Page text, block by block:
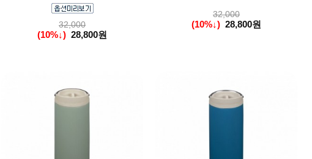
32,000
(10%↓) 28,800원
32,000
(10%↓) 28,800원